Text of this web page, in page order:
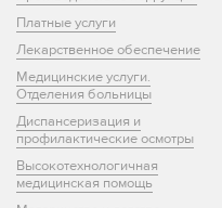
Платные услуги
Лекарственное обеспечение
Медицинские услуги.
Отделения больницы
Диспансеризация и
профилактические осмотры
Высокотехнологичная
медицинская помощь